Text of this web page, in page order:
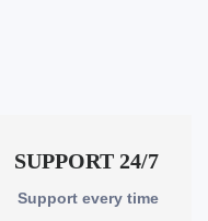
24/7 SUPPORT
Support every time